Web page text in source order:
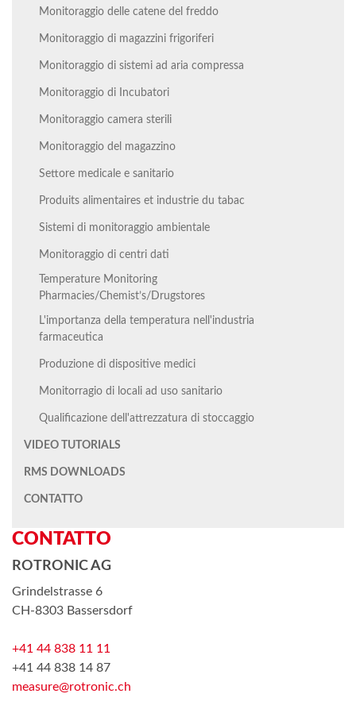
Monitoraggio delle catene del freddo
Monitoraggio di magazzini frigoriferi
Monitoraggio di sistemi ad aria compressa
Monitoraggio di Incubatori
Monitoraggio camera sterili
Monitoraggio del magazzino
Settore medicale e sanitario
Produits alimentaires et industrie du tabac
Sistemi di monitoraggio ambientale
Monitoraggio di centri dati
Temperature Monitoring
Pharmacies/Chemist’s/Drugstores
L'importanza della temperatura nell'industria
farmaceutica
Produzione di dispositive medici
Monitorragio di locali ad uso sanitario
Qualificazione dell'attrezzatura di stoccaggio
VIDEO TUTORIALS
RMS DOWNLOADS
CONTATTO
CONTATTO
ROTRONIC AG
Grindelstrasse 6
CH-8303 Bassersdorf
+41 44 838 11 11
+41 44 838 14 87
measure@rotronic.ch